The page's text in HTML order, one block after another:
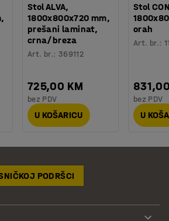
Stol ALVA,
1800x800x720 mm,
prešani laminat,
crna/breza
Art. br.: 369112
725,00 KM
bez PDV
U KOŠARICU
Stol
orah
Art. br.:
bez PDV
U
PODRŠCI